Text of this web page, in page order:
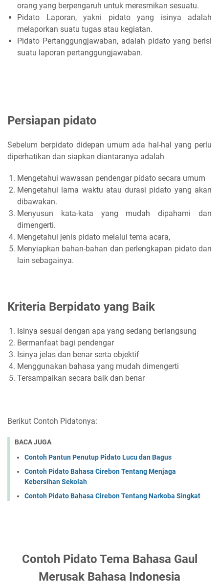
orang yang berpengaruh untuk meresmikan sesuatu.
Pidato Laporan, yakni pidato yang isinya adalah
melaporkan suatu tugas atau kegiatan.
Pidato Pertanggungjawaban, adalah pidato yang berisi
suatu laporan pertanggungjawaban.
Persiapan pidato
Sebelum berpidato didepan umum ada hal-hal yang perlu
diperhatikan dan siapkan diantaranya adalah
Mengetahui wawasan pendengar pidato secara umum
Mengetahui lama waktu atau durasi pidato yang akan
dibawakan.
Menyusun kata-kata yang mudah dipahami dan
dimengerti.
Mengetahui jenis pidato melalui tema acara,
Menyiapkan bahan-bahan dan perlengkapan pidato dan
lain sebagainya.
Kriteria Berpidato yang Baik
Isinya sesuai dengan apa yang sedang berlangsung
Bermanfaat bagi pendengar
Isinya jelas dan benar serta objektif
Menggunakan bahasa yang mudah dimengerti
Tersampaikan secara baik dan benar
Berikut Contoh Pidatonya:
BACA JUGA
Contoh Pantun Penutup Pidato Lucu dan Bagus
Contoh Pidato Bahasa Cirebon Tentang Menjaga
Kebersihan Sekolah
Contoh Pidato Bahasa Cirebon Tentang Narkoba Singkat
Contoh Pidato Tema Bahasa Gaul
Merusak Bahasa Indonesia